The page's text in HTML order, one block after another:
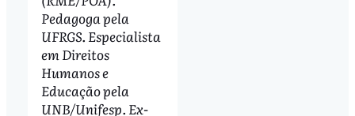
Pedagoga pela
UFRGS. Especialista
em Direitos
Humanos e
Educação pela
UNB/Unifesp. Ex-